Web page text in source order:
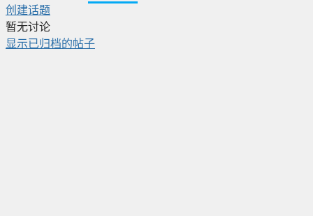
创建话题
暂无讨论
显示已归档的帖子